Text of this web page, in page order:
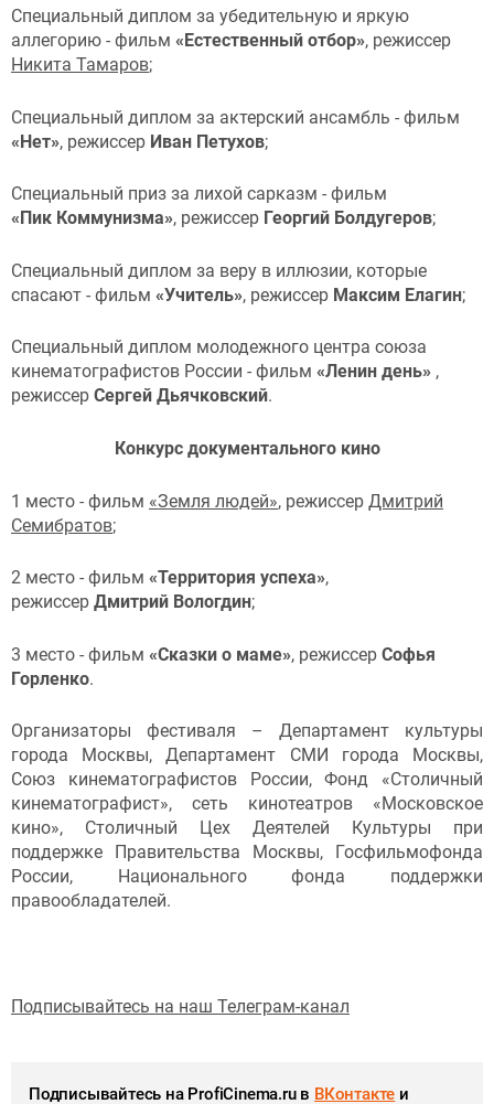
Специальный диплом за убедительную и яркую
аллегорию - фильм «Естественный отбор», режиссер
Никита Тамаров;
Специальный диплом за актерский ансамбль - фильм
«Нет», режиссер Иван Петухов;
Специальный приз за лихой сарказм - фильм
«Пик Коммунизма», режиссер Георгий Болдугеров;
Специальный диплом за веру в иллюзии, которые
спасают - фильм «Учитель», режиссер Максим Елагин;
Специальный диплом молодежного центра союза
кинематографистов России - фильм «Ленин день» ,
режиссер Сергей Дьячковский.
Конкурс документального кино
1 место - фильм «Земля людей», режиссер Дмитрий
Семибратов;
2 место - фильм «Территория успеха»,
режиссер Дмитрий Вологдин;
3 место - фильм «Сказки о маме», режиссер Софья
Горленко.
Организаторы фестиваля – Департамент культуры
города Москвы, Департамент СМИ города Москвы,
Союз кинематографистов России, Фонд «Столичный
кинематографист», сеть кинотеатров «Московское
кино», Столичный Цех Деятелей Культуры при
поддержке Правительства Москвы, Госфильмофонда
России, Национального фонда поддержки
правообладателей.
Подписывайтесь на наш Телеграм-канал
Подписывайтесь на ProfiCinema.ru в ВКонтакте и